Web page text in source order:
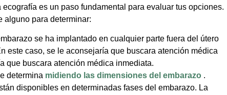
es un paso fundamental para evaluar tus opciones.
alguno para determinar:
se ha implantado en cualquier parte fuera del útero
este caso, se le aconsejaría que buscara atención médica
que buscara atención médica inmediata.
determina midiendo las dimensiones del embarazo .
disponibles en determinadas fases del embarazo. La